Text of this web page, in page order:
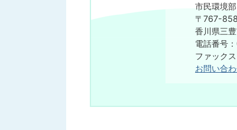
市民環境
〒767-
香川県三
電話番号
ファック
お問い合